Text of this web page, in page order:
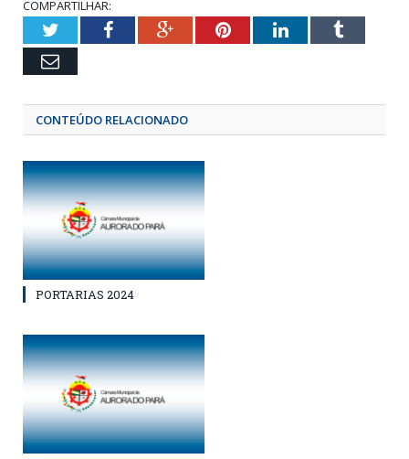
COMPARTILHAR:
TwitterFacebookGoogle+PinterestLinkedInTumblr
Email
CONTEÚDO RELACIONADO
PORTARIAS 2024